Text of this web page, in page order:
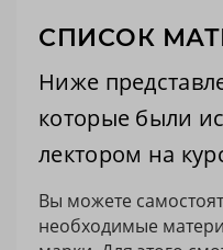
СПИСОК
Ниже
которые были
лектором на
Вы можете
необходимые